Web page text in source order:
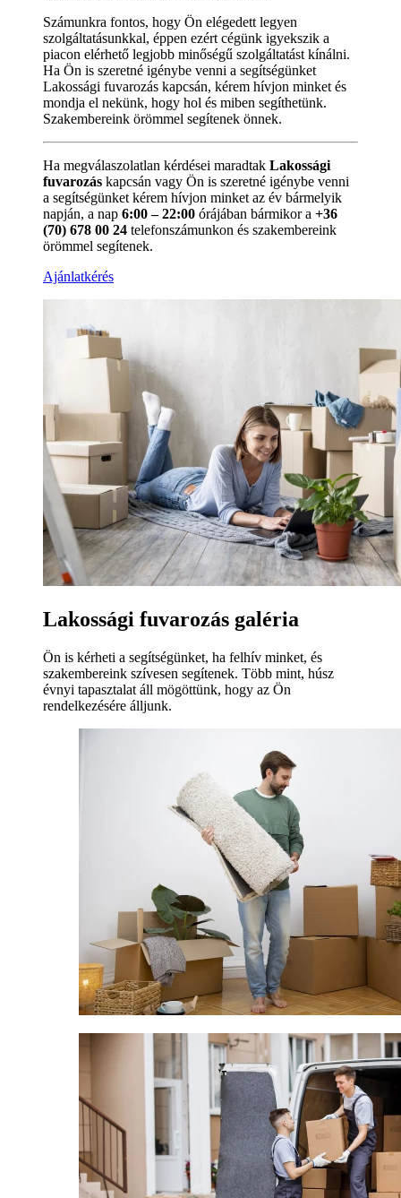
Számunkra fontos, hogy Ön elégedett legyen
szolgáltatásunkkal, éppen ezért cégünk igyekszik a
piacon elérhető legjobb minőségű szolgáltatást kínálni.
Ha Ön is szeretné igénybe venni a segítségünket
Lakossági fuvarozás kapcsán, kérem hívjon minket és
mondja el nekünk, hogy hol és miben segíthetünk.
Szakembereink örömmel segítenek önnek.
Ha megválaszolatlan kérdései maradtak Lakossági
fuvarozás kapcsán vagy Ön is szeretné igénybe venni
a segítségünket kérem hívjon minket az év bármelyik
napján, a nap 6:00 – 22:00 órájában bármikor a +36
(70) 678 00 24 telefonszámunkon és szakembereink
örömmel segítenek.
Ajánlatkérés
Lakossági fuvarozás galéria
Ön is kérheti a segítségünket, ha felhív minket, és
szakembereink szívesen segítenek. Több mint, húsz
évnyi tapasztalat áll mögöttünk, hogy az Ön
rendelkezésére álljunk.